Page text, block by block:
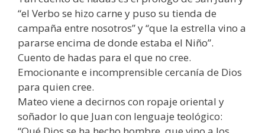
“el Verbo se hizo carne y puso su tienda de
campaña entre nosotros” y “que la estrella vino a
pararse encima de donde estaba el Niño”.
Cuento de hadas para el que no cree.
Emocionante e incomprensible cercanía de Dios
para quien cree.
Mateo viene a decirnos con ropaje oriental y
soñador lo que Juan con lenguaje teológico: